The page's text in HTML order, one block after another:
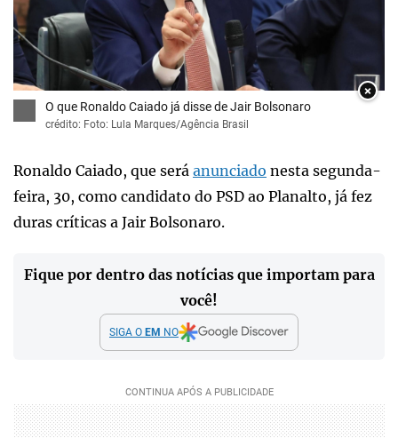
×
O que Ronaldo Caiado já disse de Jair Bolsonaro
crédito: Foto: Lula Marques/Agência Brasil
Ronaldo Caiado, que será anunciado nesta segunda-
feira, 30, como candidato do PSD ao Planalto, já fez
duras críticas a Jair Bolsonaro.
Fique por dentro das notícias que importam para
você!
SIGA O EM NO